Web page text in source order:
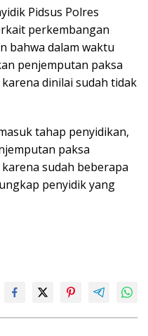
Pidsus Polres
perkembangan
bahwa dalam waktu
penjemputan paksa
dinilai sudah tidak
tahap penyidikan,
paksa
sudah beberapa
penyidik yang